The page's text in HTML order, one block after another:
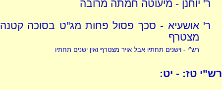
ר' יוחנן - מיעוטה חמתה מרובה
ר' אושעיא - סכך פסול פחות מג"ט בסוכה קטנה
מצטרף
רש"י - וישנים תחתיו אבל אויר מצטרף ואין ישנים תחתיו
רש"י טז: - יט: